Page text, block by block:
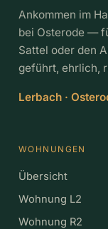
Ankommen im
bei Osterode —
Sattel oder den
geführt, ehrlich,
Lerbach ·
WOHNUNGEN
Übersicht
Wohnung L2
Wohnung R2